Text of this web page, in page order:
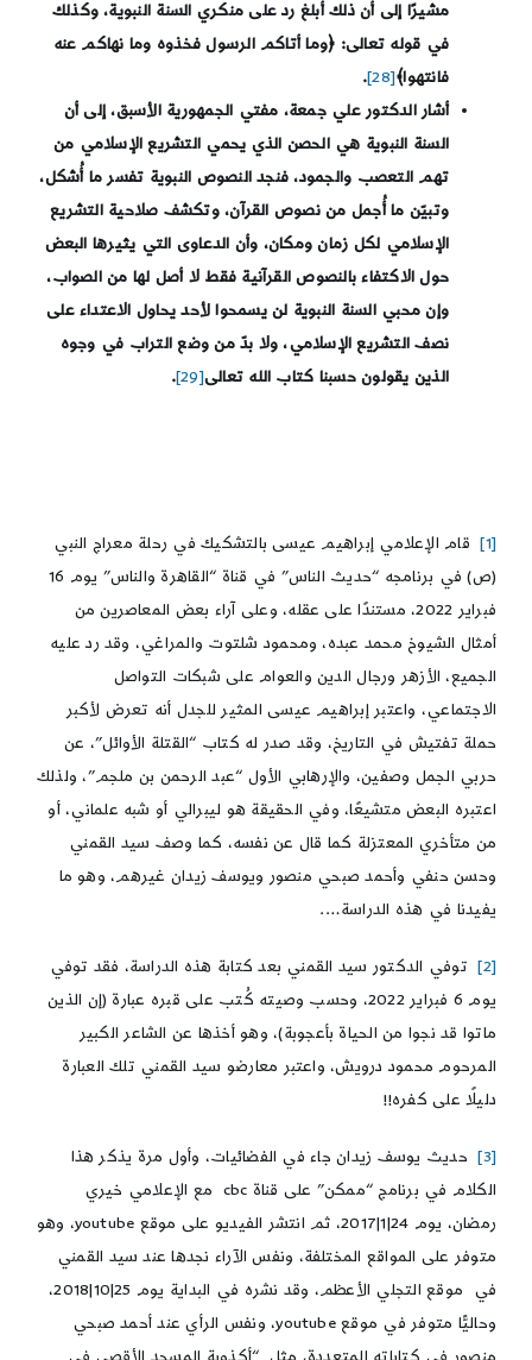
مشيرًا إلى أن ذلك أبلغ رد على منكري السنة النبوية، وكذلك
في قوله تعالى: ﴿وما أتاكم الرسول فخذوه وما نهاكم عنه
فانتهوا﴾[28]
.
أشار الدكتور علي جمعة، مفتي الجمهورية الأسبق، إلى أن
السنة النبوية هي الحصن الذي يحمي التشريع الإسلامي من
تهم التعصب والجمود، فنجد النصوص النبوية تفسر ما أُشكل،
وتبيّن ما أُجمل من نصوص القرآن، وتكشف صلاحية التشريع
الإسلامي لكل زمان ومكان، وأن الدعاوى التي يثيرها البعض
حول الاكتفاء بالنصوص القرآنية فقط لا أصل لها من الصواب،
وإن محبي السنة النبوية لن يسمحوا لأحد يحاول الاعتداء على
نصف التشريع الإسلامي، ولا بدّ من وضع التراب في وجوه
الذين يقولون حسبنا كتاب الله تعالى[29]
.
[1]
قام الإعلامي إبراهيم عيسى بالتشكيك في رحلة معراج النبي
(ص) في برنامجه “حديث الناس” في قناة “القاهرة والناس” يوم 16
فبراير 2022، مستندًا على عقله، وعلى آراء بعض المعاصرين من
أمثال الشيوخ محمد عبده، ومحمود شلتوت والمراغي، وقد رد عليه
الجميع، الأزهر ورجال الدين والعوام على شبكات التواصل
الاجتماعي، واعتبر إبراهيم عيسى المثير للجدل أنه تعرض لأكبر
حملة تفتيش في التاريخ، وقد صدر له كتاب “القتلة الأوائل”، عن
حربي الجمل وصفين، والإرهابي الأول “عبد الرحمن بن ملجم”، ولذلك
اعتبره البعض متشيعًا، وفي الحقيقة هو ليبرالي أو شبه علماني، أو
من متأخري المعتزلة كما قال عن نفسه، كما وصف سيد القمني
وحسن حنفي وأحمد صبحي منصور ويوسف زيدان غيرهم، وهو ما
يفيدنا في هذه الدراسة….
[2]
توفي الدكتور سيد القمني بعد كتابة هذه الدراسة، فقد توفي
يوم 6 فبراير 2022، وحسب وصيته كُتب على قبره عبارة (إن الذين
ماتوا قد نجوا من الحياة بأعجوبة)، وهو أخذها عن الشاعر الكبير
المرحوم محمود درويش، واعتبر معارضو سيد القمني تلك العبارة
دليلًا على كفره!!
[3]
حديث يوسف زيدان جاء في الفضائيات، وأول مرة يذكر هذا
الكلام في برنامج “ممكن” على قناة cbc مع الإعلامي خيري
رمضان، يوم 24|1|2017، ثم انتشر الفيديو على موقع youtube، وهو
متوفر على المواقع المختلفة، ونفس الآراء نجدها عند سيد القمني
في موقع التجلي الأعظم، وقد نشره في البداية يوم 25|10|2018،
وحاليًّا متوفر في موقع youtube، ونفس الرأي عند أحمد صبحي